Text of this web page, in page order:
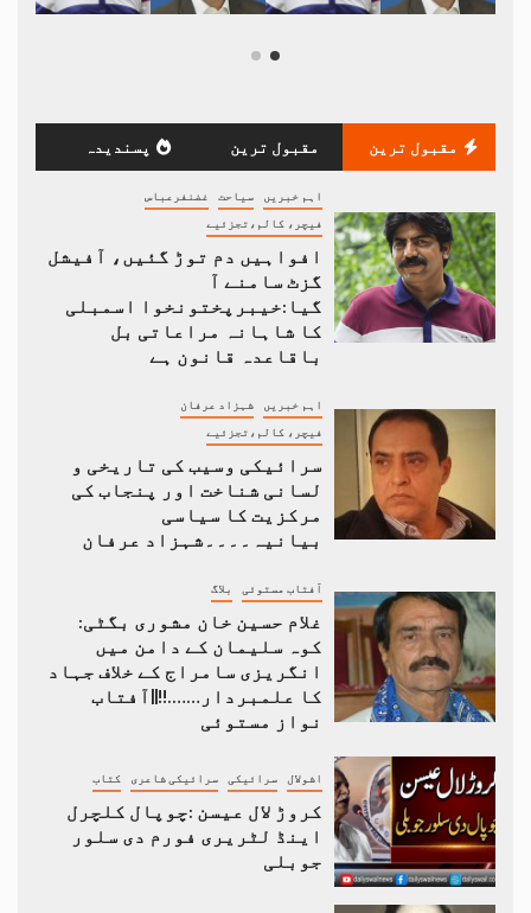
مقبول ترین مقبول ترین پسندیدہ
اہم خبریں سیاحت غضنفرعباس
فیچر، کالم،تجزئیے
افواہیں دم توڑ گئیں، آفیشل
گزٹ سامنے آ
گیا:خیبرپختونخوا اسمبلی
کا شاہانہ مراعاتی بل
باقاعدہ قانون ہے
اہم خبریں شہزاد عرفان
فیچر، کالم،تجزئیے
سرائیکی وسیب کی تاریخی و
لسانی شناخت اور پنجاب کی
مرکزیت کا سیاسی
بیانیہ۔۔۔۔شہزاد عرفان
آفتاب مستوئی بلاگ
غلام حسین خان مشوری بگٹی:
کوہ سلیمان کے دامن میں
انگریزی سامراج کے خلاف جہاد
کا علمبردار…….!!||آفتاب
نواز مستوئی
اشولال سرائیکی سرائیکی شاعری کتاب
کروڑ لال عیسن :چوپال کلچرل
اینڈ لٹریری فورم دی سلور
جوبلی